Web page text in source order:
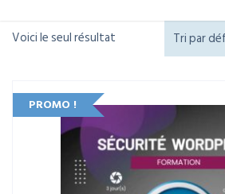
Voici le seul résultat
PROMO !